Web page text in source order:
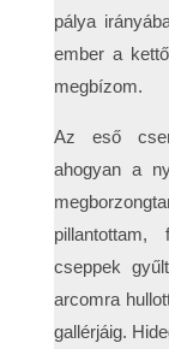
pálya
ember a
megbízom.
Az eső
ahogyan a
cseppek
arcomra
gallérjáig.